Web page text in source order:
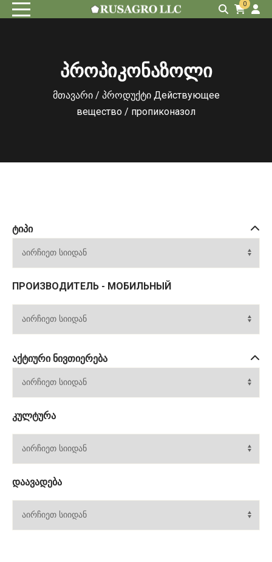
0
პროპიკონაზოლი
მთავარი/ პროდუქტი Действующее
вещество / пропиконазол
ᲢᲘᲞᲘ
ПРОИЗВОДИТЕЛЬ - МОБИЛЬНЫЙ
ᲐᲥᲢᲘᲣᲠᲘ ᲜᲘᲕᲗᲘᲔᲠᲔᲑᲐ
ᲙᲣᲚᲢᲣᲠᲐ
ᲓᲐᲐᲕᲐᲓᲔᲑᲐ